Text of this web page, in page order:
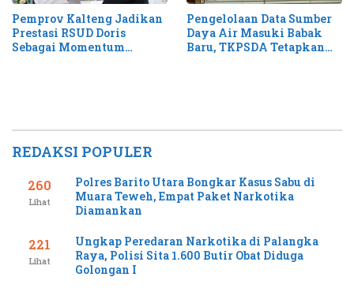
Pemprov Kalteng Jadikan
Prestasi RSUD Doris
Sebagai Momentum
Pengelolaan Data Sumber
Daya Air Masuki Babak
Baru, TKPSDA Tetapkan
REDAKSI POPULER
260
Lihat
Polres Barito Utara Bongkar Kasus Sabu di
Muara Teweh, Empat Paket Narkotika
Diamankan
221
Lihat
Ungkap Peredaran Narkotika di Palangka
Raya, Polisi Sita 1.600 Butir Obat Diduga
Golongan I